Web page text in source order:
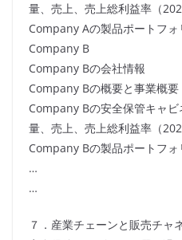
量、売上、売上総利益率（
Company Aの製品ポートフォ
Company B
Company Bの会社情報
Company Bの概要と事業概要
Company Bの安全保管キャ
量、売上、売上総利益率（
Company Bの製品ポートフォ
…
…
７．産業チェーンと販売チャ